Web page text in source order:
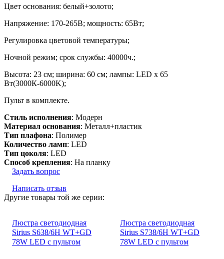
Цвет основания: белый+золото;
Напряжение: 170-265В; мощность: 65Вт;
Регулировка цветовой температуры;
Ночной режим; срок службы: 40000ч.;
Высота: 23 см; ширина: 60 см; лампы: LED х 65
Вт(3000К-6000K);
Пульт в комплекте.
Стиль исполнения: Модерн
Материал основания: Металл+пластик
Тип плафона: Полимер
Количество ламп: LED
Тип цоколя: LED
Способ крепления: На планку
Задать вопрос
Написать отзыв
Другие товары той же серии:
Люстра светодиодная
Sirius S638/6Н WT+GD
78W LED с пультом
Люстра светодиодная
Sirius S738/6Н WT+GD
78W LED с пультом